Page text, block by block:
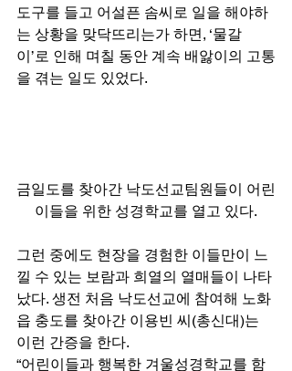
도구를 들고 어설픈 솜씨로 일을 해야하
는 상황을 맞닥뜨리는가 하면, ‘물갈
이’로 인해 며칠 동안 계속 배앓이의 고통
을 겪는 일도 있었다.
금일도를 찾아간 낙도선교팀원들이 어린
이들을 위한 성경학교를 열고 있다.
그런 중에도 현장을 경험한 이들만이 느
낄 수 있는 보람과 희열의 열매들이 나타
났다. 생전 처음 낙도선교에 참여해 노화
읍 충도를 찾아간 이용빈 씨(총신대)는
이런 간증을 한다.
“어린이들과 행복한 겨울성경학교를 함